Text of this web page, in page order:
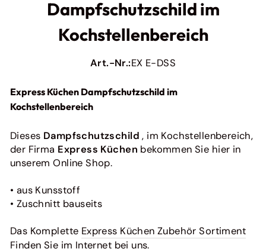
Originales Zubehör für Ihre Express Küche
Ratiomat
Originales Zubehör für Ratiomat Küchen
Originales Zubehör für Pino Küchen
Originales Zubehör für Ihre Baufromat-Küche
Häcker
Bora
Originales Zubehör für Bora
So pflegen Sie Ihre Küchenfronten richtig (und
einfach!)
Ein Fleck hier, ein Fingerabdruck dor...
Alle anzeigen
Dampfschutzschild im
Kochstellenbereich
Art.-Nr.:EX E-DSS
Express Küchen Dampfschutzschild im
Kochstellenbereich
Dieses Dampfschutzschild, im Kochstellenbereich,
der Firma Express Küchen bekommen Sie hier in
unserem Online Shop.
• aus Kunsstoff
• Zuschnitt bauseits
Das Komplette Express Küchen Zubehör Sortiment
Finden Sie im Internet bei uns.